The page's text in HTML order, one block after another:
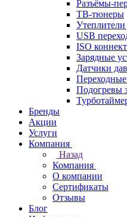
Разъёмы-
ТВ-тюнеры
Утеплители
USB
ISO
Зарядные
Датчики
Подогревы
Бренды
Акции
Услуги
Компания
Назад
Компания
О компании
Сертификаты
Отзывы
Блог